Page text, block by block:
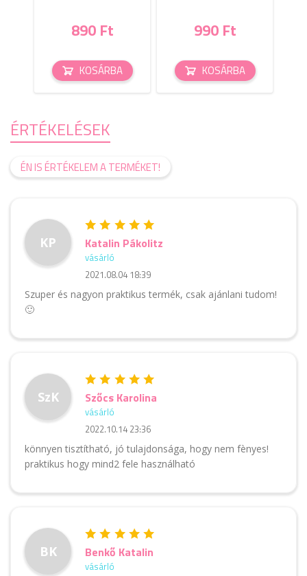
890 Ft
KOSÁRBA
990 Ft
KOSÁRBA
ÉRTÉKELÉSEK
ÉN IS ÉRTÉKELEM A TERMÉKET!
KP Katalin Pákolitz
vásárló
2021.08.04 18:39
Szuper és nagyon praktikus termék, csak ajánlani tudom!
🙂
SzK Szőcs Karolina
vásárló
2022.10.14 23:36
könnyen tisztítható, jó tulajdonsága, hogy nem fènyes!
praktikus hogy mind2 fele használható
BK Benkő Katalin
vásárló